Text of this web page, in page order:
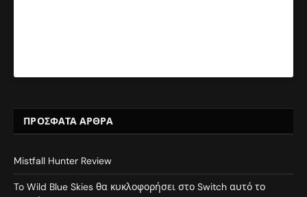
ΠΡΌΣΦΑΤΑ ΆΡΘΡΑ
Mistfall Hunter Review
To Wild Blue Skies θα κυκλοφορήσει στο Switch αυτό το